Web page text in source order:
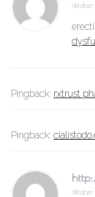
Pingback: rxtrust
Pingback: